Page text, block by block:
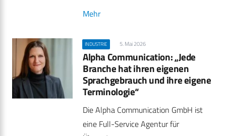
Mehr
INDUSTRIE 5. Mai 2026
Alpha Communication: „Jede
Branche hat ihren eigenen
Sprachgebrauch und ihre eigene
Terminologie“
Die Alpha Communication GmbH ist
eine Full-Service Agentur für